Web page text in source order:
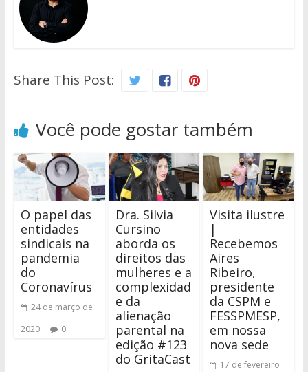
Share This Post:
Você pode gostar também
O papel das
entidades
sindicais na
pandemia
do
Coronavírus
24 de março de
2020
0
Dra. Silvia
Cursino
aborda os
direitos das
mulheres e a
complexidad
e da
alienação
parental na
edição #123
do GritaCast
Visita ilustre
|
Recebemos
Aires
Ribeiro,
presidente
da CSPM e
FESSPMESP,
em nossa
nova sede
17 de fevereiro